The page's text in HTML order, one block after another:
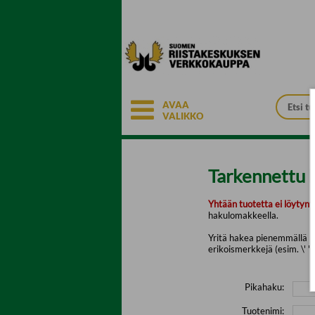
AVAA
VALIKKO
Tarkennettu
Yhtään tuotetta ei löytynyt.
hakulomakkeella.
Yritä hakea pienemmällä
erikoismerkkejä (esim. \' "
Pikahaku:
Tuotenimi: